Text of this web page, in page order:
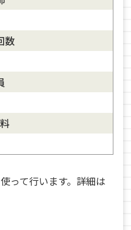
数
って行います。詳細は